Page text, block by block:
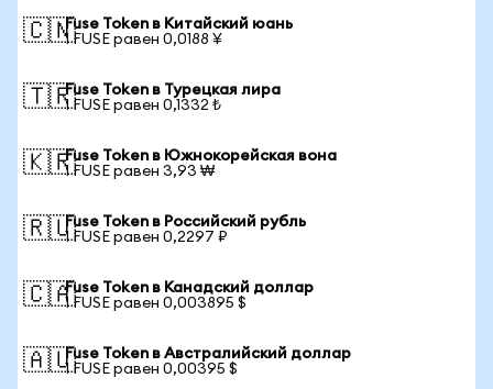
🇨🇳Fuse Token в Китайский юань
1 FUSE равен 0,0188 ¥
🇹🇷Fuse Token в Турецкая лира
1 FUSE равен 0,1332 ₺
🇰🇷Fuse Token в Южнокорейская вона
1 FUSE равен 3,93 ₩
🇷🇺Fuse Token в Российский рубль
1 FUSE равен 0,2297 ₽
🇨🇦Fuse Token в Канадский доллар
1 FUSE равен 0,003895 $
🇦🇺Fuse Token в Австралийский доллар
1 FUSE равен 0,00395 $